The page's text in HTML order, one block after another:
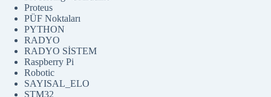
Proteus
PÜF Noktaları
PYTHON
RADYO
RADYO SİSTEM
Raspberry Pi
Robotic
SAYISAL_ELO
STM32